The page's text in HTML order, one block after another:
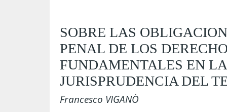
SOBRE LAS
PENAL DE LOS
FUNDAMENTALES EN LA
JURISPRUDENCIA DEL
Francesco VIGANÒ